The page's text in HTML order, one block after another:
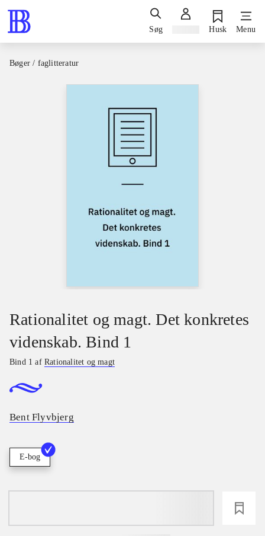
Søg Husk Menu
Bøger / faglitteratur
Rationalitet og magt. Det konkretes
videnskab. Bind 1
Bind 1 afRationalitet og magt
Bent Flyvbjerg
E-bog